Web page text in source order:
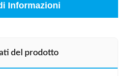
Informazioni
del prodotto